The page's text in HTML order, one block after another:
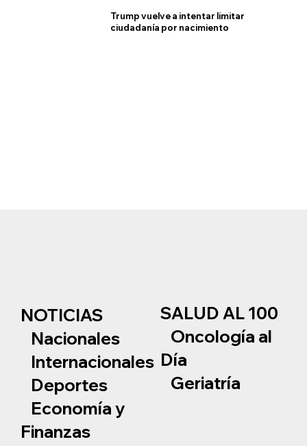
Trump vuelve a intentar limitar
ciudadanía por nacimiento
NOTICIAS
Nacionales
Internacionales
Deportes
Economía y
Finanzas
SALUD AL 100
Oncología al
Día
Geriatría